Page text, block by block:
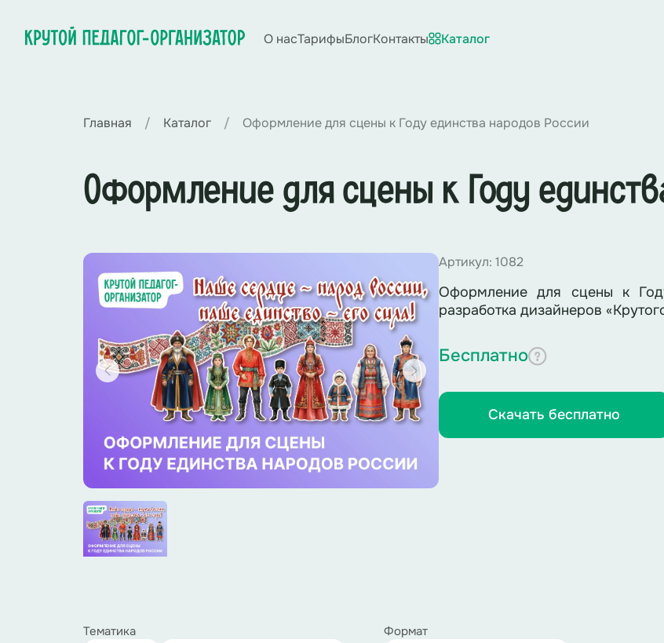
О насТарифыБлогКонтакты Каталог
Главная Каталог Оформление для сцены к Году единства народов России
Оформление для сцены к Году
Артикул: 1082
Оформление для сцены к
разработка дизайнеров
Бесплатно
Скачать бесплатно
Тематика Формат